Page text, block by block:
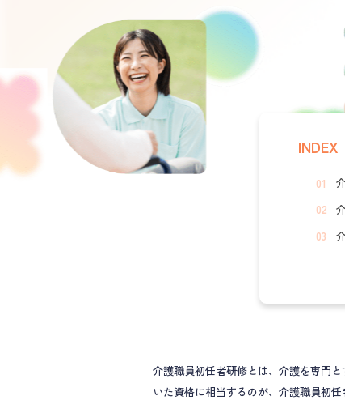
INDEX
介護職員初任者研修とは、介護を専門
いた資格に相当するのが、介護職員初任